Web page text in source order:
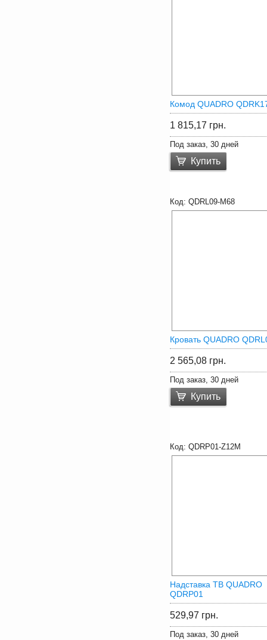
Комод QUADRO
1 815,17 грн.
Под заказ, 30 дней
Купить
QDRL09-M68
Кровать QUADRO
2 565,08 грн.
Под заказ, 30 дней
Купить
QDRP01-Z12M
Надставка ТВ QUADRO
QDRP01
529,97 грн.
Под заказ, 30 дней